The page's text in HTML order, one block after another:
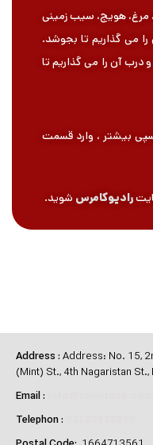
مرغ، هویج، سیب زمینی
می گذاریم تا بجوشد.
درب آن را می گذاریم تا
بیشتر ، وارد قسمت
رادیوکامرس شوید.
Address : Address: No. 15,
(Mint) St., 4th Nagaristan St.,
Email:
Telephon: